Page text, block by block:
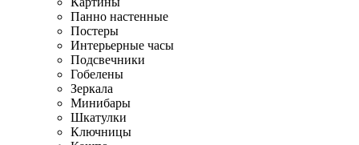
Панно настенные
Постеры
Интерьерные часы
Подсвечники
Гобелены
Зеркала
Минибары
Шкатулки
Ключницы